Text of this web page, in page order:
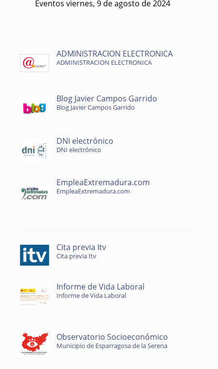
Eventos viernes, 9 de agosto de 2024
ADMINISTRACION ELECTRONICA
ADMINISTRACION ELECTRONICA
Blog Javier Campos Garrido
Blog Javier Campos Garrido
DNI electrónico
DNI electrónico
EmpleaExtremadura.com
EmpleaExtremadura.com
Cita previa Itv
Cita previa Itv
Informe de Vida Laboral
Informe de Vida Laboral
Observatorio Socioeconómico
Municipio de Esparragosa de la Serena